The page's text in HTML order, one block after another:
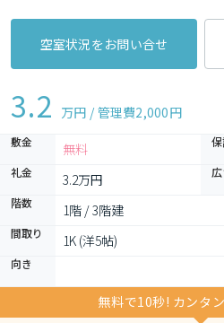
空室状況をお問い合せ
3.2 万円 / 管理費2,000円
敷金 無料
礼金 3.2万円
階数 1階 / 3階建
間取り 1K (洋5帖)
向き
無料で10秒! カンタ